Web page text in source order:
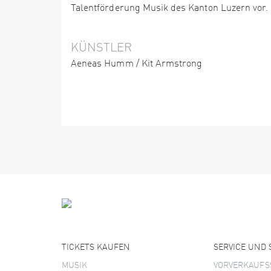
Talentförderung Musik des Kanton Luzern vor.
KÜNSTLER
Aeneas Humm / Kit Armstrong
TICKETS KAUFEN
MUSIK
SERVICE UND